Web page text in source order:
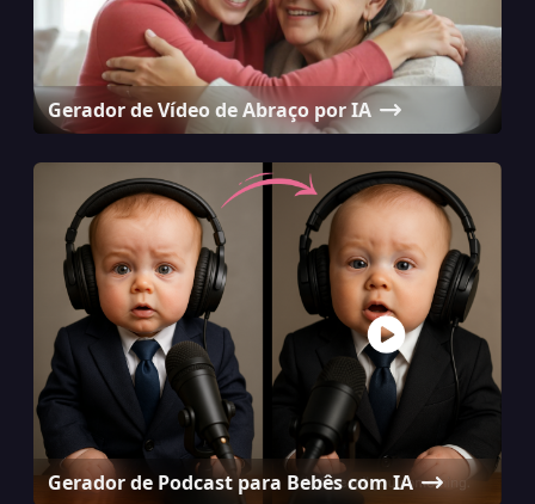
Gerador de Vídeo de Abraço por IA
Gerador de Podcast para Bebês com IA